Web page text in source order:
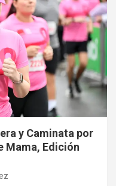
y Caminata por
Mama, Edición